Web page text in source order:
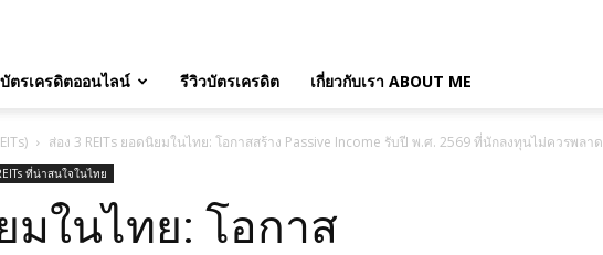
ตรเครดิตออนไลน์ รีวิวบัตรเครดิต เกี่ยวกับเรา ABOUT ME
ส่อง 3 REITs ยอดนิยมในไทย: โอกาสสร้าง Passive Income รับปี พ.ศ. 2569 ที่นักลงทุนไม่ควรพลาด
ที่น่าสนใจในไทย
มในไทย: โอกาส